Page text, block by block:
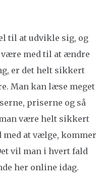
til at udvikle sig, og
være med til at ændre
er det helt sikkert
Man kan læse meget
priserne og så
være helt sikkert
med at vælge, kommer
vil man i hvert fald
her online idag.